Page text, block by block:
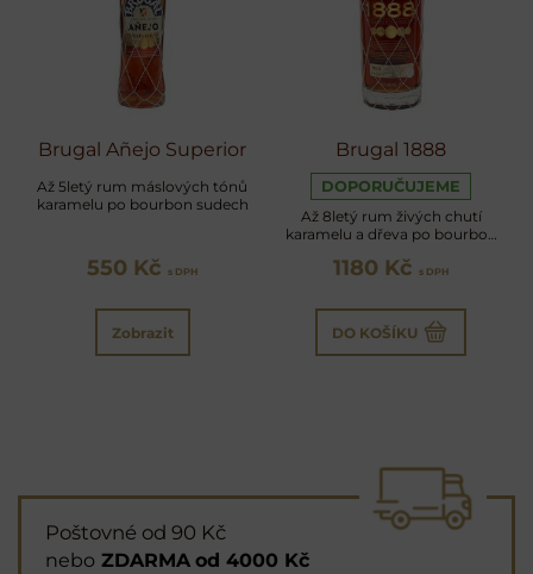
Brugal Añejo Superior
Až 5letý rum máslových tónů
karamelu po bourbon sudech
550 Kč s DPH
Zobrazit
Brugal 1888
DOPORUČUJEME
Až 8letý rum živých chutí
karamelu a dřeva po bourbon
1180 Kč s DPH
DO KOŠÍKU
Poštovné od 90 Kč
nebo ZDARMA od 4000 Kč